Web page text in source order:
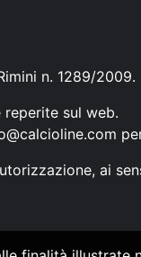
n. 1289/2009.
sul web.
ai